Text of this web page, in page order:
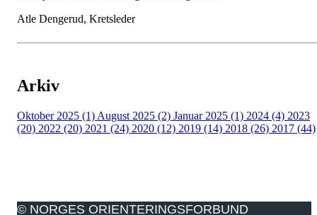
Atle Dengerud, Kretsleder
Arkiv
Oktober 2025 (1) August 2025 (2) Januar 2025 (1) 2024 (4) 2023
(20) 2022 (20) 2021 (24) 2020 (12) 2019 (14) 2018 (26) 2017 (44)
© NORGES ORIENTERINGSFORBUND